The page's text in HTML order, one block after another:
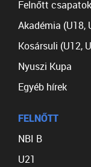
Felnőtt
Akadémia (U18,
Kosársuli (U12,
Nyuszi Kupa
Egyéb hírek
FELNŐTT
NBI B
U21